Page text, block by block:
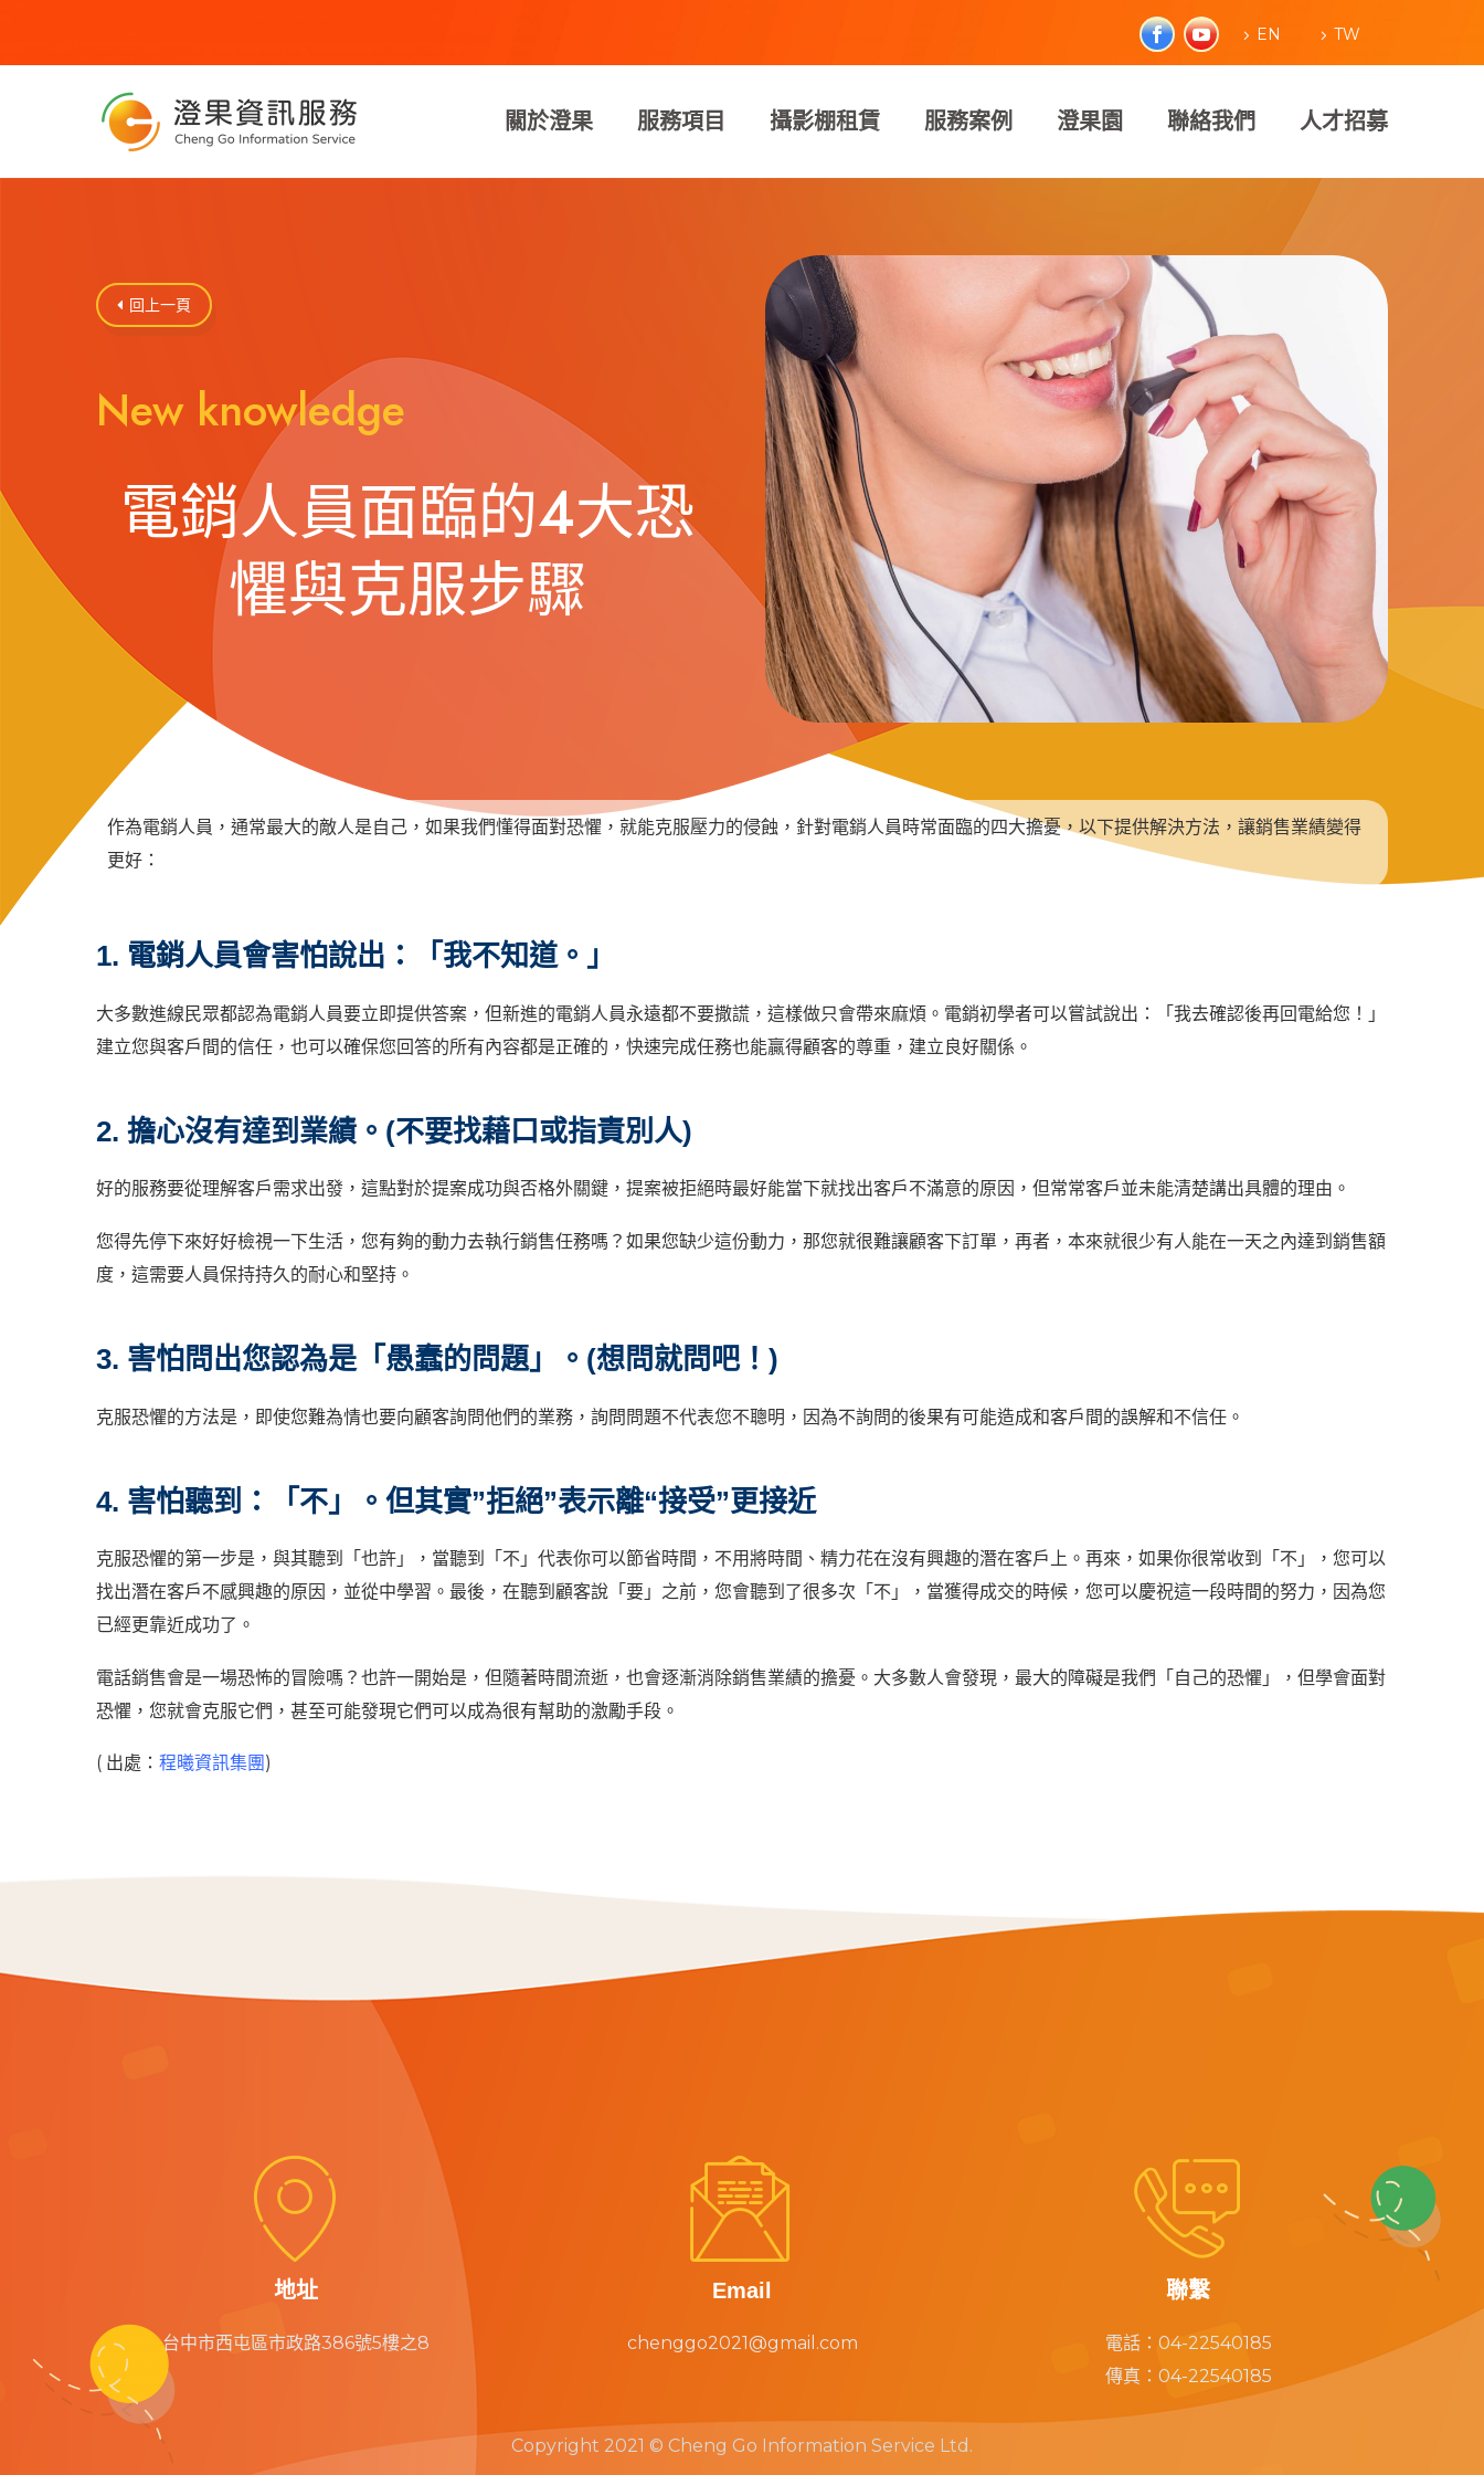
EN TW
關於澄果 服務項目 攝影棚租賃 服務案例 澄果園 聯絡我們 人才招募
 回上一頁
New knowledge
電銷人員面臨的4大恐
懼與克服步驟
作為電銷人員，通常最大的敵人是自己，如果我們懂得面對恐懼，就能克服壓力的侵蝕，針對電銷人員時常面臨的四大擔憂，以下提供解決方法，讓銷售業績變得
更好：
1. 電銷人員會害怕說出：「我不知道。」
大多數進線民眾都認為電銷人員要立即提供答案，但新進的電銷人員永遠都不要撒謊，這樣做只會帶來麻煩。電銷初學者可以嘗試說出：「我去確認後再回電給您！」
建立您與客戶間的信任，也可以確保您回答的所有內容都是正確的，快速完成任務也能贏得顧客的尊重，建立良好關係。
2. 擔心沒有達到業績。(不要找藉口或指責別人)
好的服務要從理解客戶需求出發，這點對於提案成功與否格外關鍵，提案被拒絕時最好能當下就找出客戶不滿意的原因，但常常客戶並未能清楚講出具體的理由。
您得先停下來好好檢視一下生活，您有夠的動力去執行銷售任務嗎？如果您缺少這份動力，那您就很難讓顧客下訂單，再者，本來就很少有人能在一天之內達到銷售額
度，這需要人員保持持久的耐心和堅持。
3. 害怕問出您認為是「愚蠢的問題」。(想問就問吧！)
克服恐懼的方法是，即使您難為情也要向顧客詢問他們的業務，詢問問題不代表您不聰明，因為不詢問的後果有可能造成和客戶間的誤解和不信任。
4. 害怕聽到：「不」。但其實”拒絕”表示離“接受”更接近
克服恐懼的第一步是，與其聽到「也許」，當聽到「不」代表你可以節省時間，不用將時間、精力花在沒有興趣的潛在客戶上。再來，如果你很常收到「不」，您可以
找出潛在客戶不感興趣的原因，並從中學習。最後，在聽到顧客說「要」之前，您會聽到了很多次「不」，當獲得成交的時候，您可以慶祝這一段時間的努力，因為您
已經更靠近成功了。
電話銷售會是一場恐怖的冒險嗎？也許一開始是，但隨著時間流逝，也會逐漸消除銷售業績的擔憂。大多數人會發現，最大的障礙是我們「自己的恐懼」，但學會面對
恐懼，您就會克服它們，甚至可能發現它們可以成為很有幫助的激勵手段。
( 出處： 程曦資訊集團 )


地址
台中市西屯區市政路386號5樓之8


Email
chenggo2021@gmail.com


聯繫
電話：04-22540185
傳真：04-22540185
Copyright 2021 © Cheng Go Information Service Ltd.